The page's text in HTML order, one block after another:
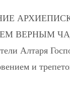
ВЕРНЫМ
Алтаря
и